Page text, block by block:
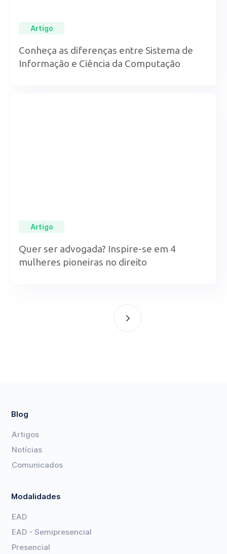
Artigo
Conheça as diferenças entre Sistema de
Informação e Ciência da Computação
Artigo
Quer ser advogada? Inspire-se em 4
mulheres pioneiras no direito
Blog
Artigos
Notícias
Comunicados
Modalidades
EAD
EAD - Semipresencial
Presencial